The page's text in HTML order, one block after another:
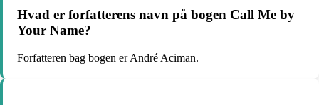
Hvad er forfatterens navn på bogen Call Me by
Your Name?
Forfatteren bag bogen er André Aciman.